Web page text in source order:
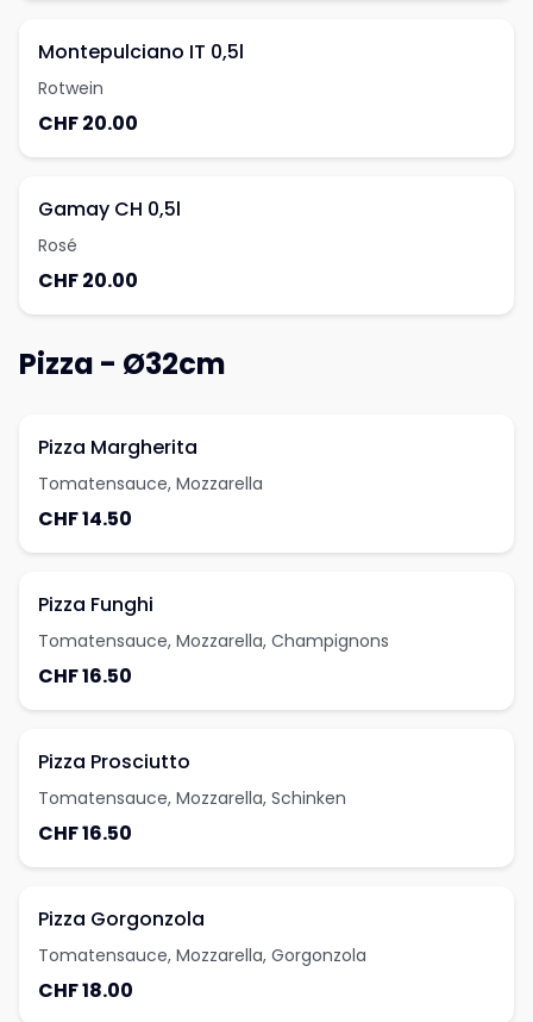
Montepulciano IT 0,5l
Rotwein
CHF 20.00
Gamay CH 0,5l
Rosé
CHF 20.00
Pizza - Ø32cm
Pizza Margherita
Tomatensauce, Mozzarella
CHF 14.50
Pizza Funghi
Tomatensauce, Mozzarella, Champignons
CHF 16.50
Pizza Prosciutto
Tomatensauce, Mozzarella, Schinken
CHF 16.50
Pizza Gorgonzola
Tomatensauce, Mozzarella, Gorgonzola
CHF 18.00